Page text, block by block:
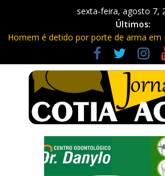
sexta-feira, agosto 7,
Últimos:
Homem é detido por porte de arma em
Carretas da Capacitação trazem cursos
Vargem Grande
Traficante é preso com quase 400
Rosemeire
Radares de Cotia vão passar por
interditadas
em Itapevi